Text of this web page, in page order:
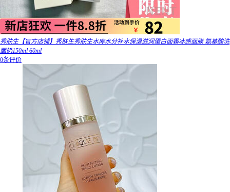
秀肤生【官方店铺】秀肤生秀肤生水库水分补水保湿滋润蛋白面霜冰感面膜 氨基酸洗
面奶150ml 60ml
0条评价